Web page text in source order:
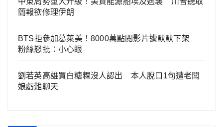
簡報欲修理伊朗
BTS拒參加葛萊美！8000萬點閱影片遭默默下架
粉絲怒批：小心眼
劉若英高雄買白糖粿沒人認出 本人脫口1句遭老闆
娘虧難聊天